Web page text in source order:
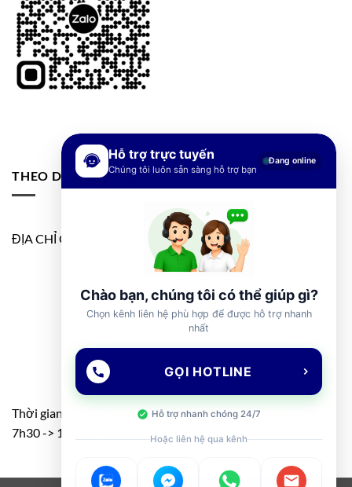
THEO DÕI FANPAGE
ĐỊA CHỈ GOOGLE MAP
Thời gian: T2 – T7
7h30 -> 11h30 – 13h00 -> 17h00
Hỗ trợ trực tuyến
Chúng tôi luôn sẵn sàng hỗ trợ bạn
Đang online
Chào bạn, chúng tôi có thể giúp gì?
Chọn kênh liên hệ phù hợp để được hỗ trợ nhanh
nhất
GỌI HOTLINE
Hỗ trợ nhanh chóng 24/7
Hoặc liên hệ qua kênh